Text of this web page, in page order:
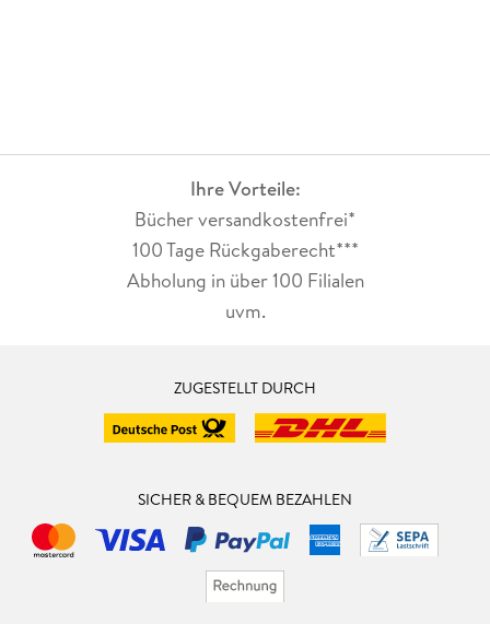
Ihre Vorteile:
Bücher versandkostenfrei*
100 Tage Rückgaberecht***
Abholung in über 100 Filialen
uvm.
ZUGESTELLT DURCH
SICHER & BEQUEM BEZAHLEN